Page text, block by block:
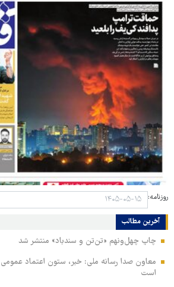
روزنامه:
آخرین مطالب
چاپ چهل‌ونهم «تن‌تن و سندباد» منتشر شد
معاون صدا رسانه ملی: خبر، ستون اعتماد
است